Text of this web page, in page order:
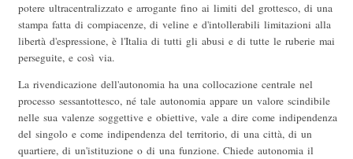
potere ultracentralizzato e arrogante fino ai limiti del grottesco, di una
stampa fatta di compiacenze, di veline e d'intollerabili limitazioni alla
libertà d'espressione, è l'Italia di tutti gli abusi e di tutte le ruberie mai
perseguite, e così via.
La rivendicazione dell'autonomia ha una collocazione centrale nel
processo sessantottesco, né tale autonomia appare un valore scindibile
nelle sua valenze soggettive e obiettive, vale a dire come indipendenza
del singolo e come indipendenza del territorio, di una città, di un
quartiere, di un'istituzione o di una funzione. Chiede autonomia il